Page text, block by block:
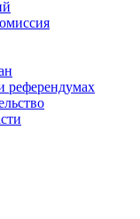
референдумах